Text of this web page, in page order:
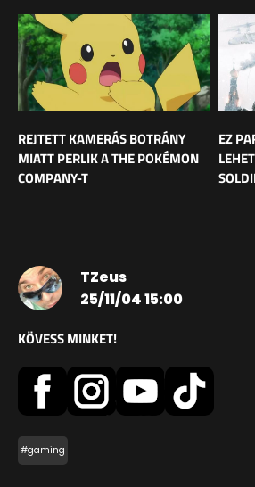
REJTETT KAMERÁS BOTRÁNY
MIATT PERLIK A THE POKÉMON
COMPANY-T
EZ
TZeus
25/11/04 15:00
KÖVESS MINKET!
#gaming